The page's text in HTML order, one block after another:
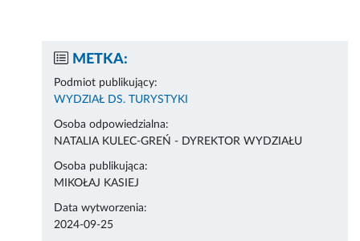
METKA:
Podmiot publikujący:
WYDZIAŁ DS. TURYSTYKI
Osoba odpowiedzialna:
NATALIA KULEC-GREŃ - DYREKTOR WYDZIAŁU
Osoba publikująca:
MIKOŁAJ KASIEJ
Data wytworzenia:
2024-09-25